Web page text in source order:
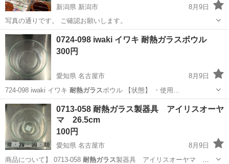
新潟県 新潟市
8月9日
写真の通りです。 ご確認お願いします。
新潟 新潟市
0724-098 iwaki イワキ 耐熱ガラスボウル
300円
愛知県 名古屋市
8月9日
724-098 iwaki イワキ 耐熱ガラス ボウル 【状態】 ・使用…
愛知 名古屋市 調理器具
0713-058 耐熱ガラス製器具 アイリスオーヤ
マ 26.5cm
100円
愛知県 名古屋市
8月9日
商品について】 0713-058 耐熱ガラス製器具 アイリスオーヤマ